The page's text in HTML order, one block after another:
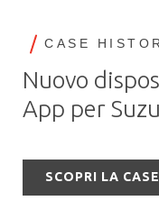
CASE
Nuovo
App per
SCOPRI LA